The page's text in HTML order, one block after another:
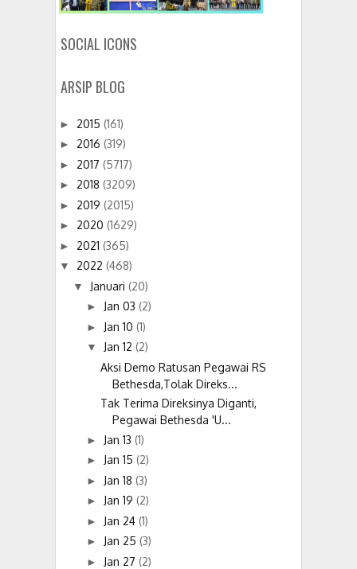
SOCIAL ICONS
ARSIP BLOG
► 2015 (161)
► 2016 (319)
► 2017 (5717)
► 2018 (3209)
► 2019 (2015)
► 2020 (1629)
► 2021 (365)
▼ 2022 (468)
▼ Januari (20)
► Jan 03 (2)
► Jan 10 (1)
▼ Jan 12 (2)
Aksi Demo Ratusan Pegawai RS
Bethesda,Tolak Direks...
Tak Terima Direksinya Diganti,
Pegawai Bethesda 'U...
► Jan 13 (1)
► Jan 15 (2)
► Jan 18 (3)
► Jan 19 (2)
► Jan 24 (1)
► Jan 25 (3)
► Jan 27 (2)